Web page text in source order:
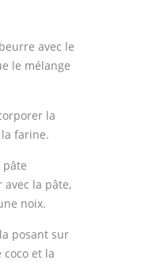
avec le
le mélange
la
farine.
avec la pâte,
noix.
posant sur
et la